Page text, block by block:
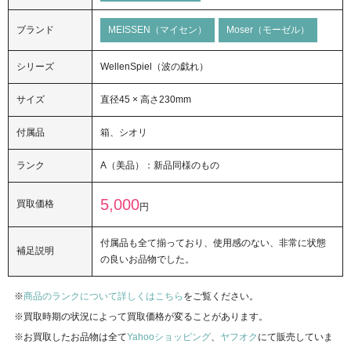
ブランド MEISSEN（マイセン） Moser（モーゼル）
シリーズ WellenSpiel（波の戯れ）
サイズ 直径45 × 高さ230mm
付属品 箱、シオリ
ランク A（美品）：新品同様のもの
買取価格 5,000円
補足説明
付属品も全て揃っており、使用感のない、非常に状態
の良いお品物でした。
商品のランクについて詳しくはこちら をご覧ください。
買取時期の状況によって買取価格が変ることがあります。
お買取したお品物は全てYahooショッピング、 ヤフオク にて販売していま